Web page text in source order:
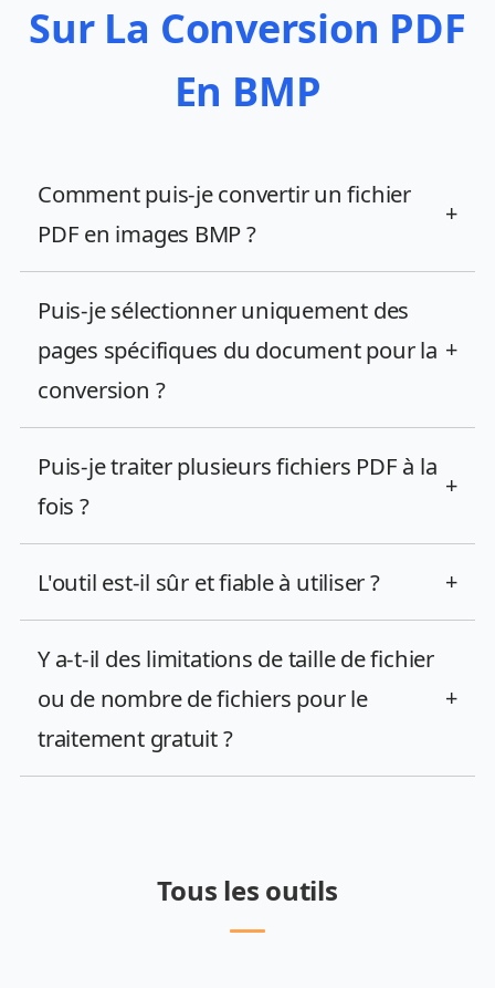
Sur La Conversion PDF
En BMP
Comment puis-je convertir un fichier
PDF en images BMP ?
+
Puis-je sélectionner uniquement des
pages spécifiques du document pour la
conversion ?
+
Puis-je traiter plusieurs fichiers PDF à la
fois ?
+
L'outil est-il sûr et fiable à utiliser ? +
Y a-t-il des limitations de taille de fichier
ou de nombre de fichiers pour le
traitement gratuit ?
+
Tous les outils